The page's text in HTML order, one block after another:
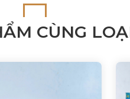
CÙNG